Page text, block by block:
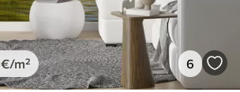
€/m² 6